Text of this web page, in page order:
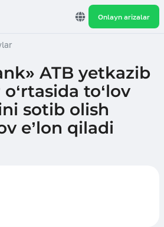
Onlayn arizalar
ATB yetkazib
to‘lov
sotib olish
e’lon qiladi